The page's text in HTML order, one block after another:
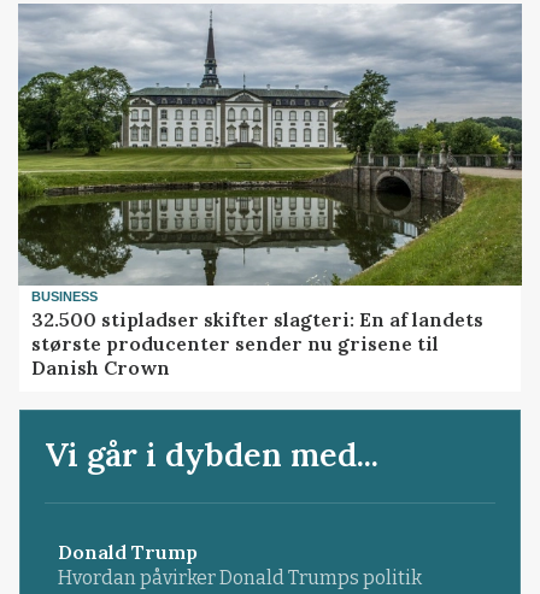
BUSINESS
32.500 stipladser skifter slagteri: En af landets
største producenter sender nu grisene til
Danish Crown
Vi går i dybden med...
Donald Trump
Hvordan påvirker Donald Trumps politik